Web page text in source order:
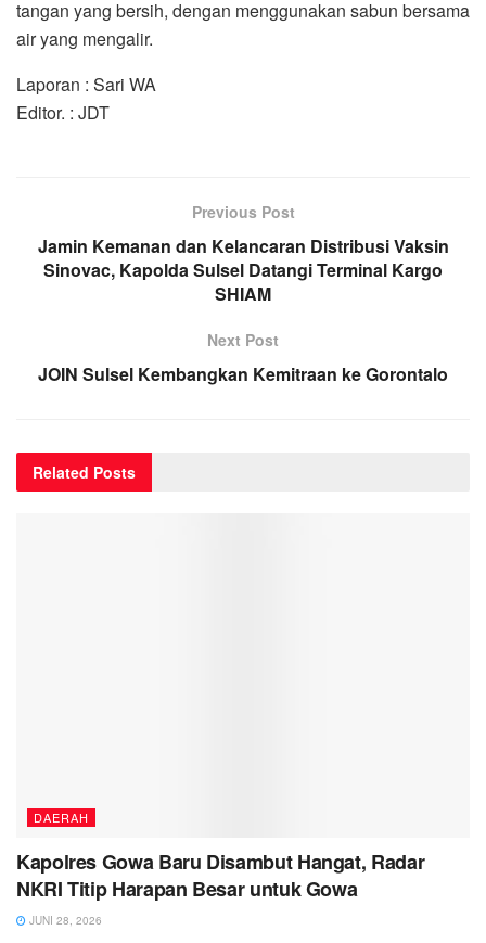
tangan yang bersih, dengan menggunakan sabun bersama
air yang mengalir.
Laporan : Sari WA
Editor. : JDT
Previous Post
Jamin Kemanan dan Kelancaran Distribusi Vaksin
Sinovac, Kapolda Sulsel Datangi Terminal Kargo
SHIAM
Next Post
JOIN Sulsel Kembangkan Kemitraan ke Gorontalo
Related Posts
DAERAH
Kapolres Gowa Baru Disambut Hangat, Radar
NKRI Titip Harapan Besar untuk Gowa
JUNI 28, 2026